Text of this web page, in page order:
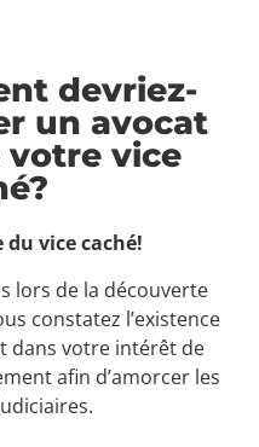
devriez-
un avocat
votre vice
du vice caché!
lors de la découverte
constatez l’existence
dans votre intérêt de
afin d’amorcer les